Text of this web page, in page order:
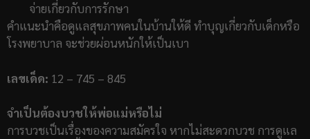
จ่ายเกี่ยวกับการรักษา
คำแนะนำคือดูแลสุขภาพคนในบ้านให้ดี ทำบุญเกี่ยวกับเด็กหรือ
โรงพยาบาล จะช่วยผ่อนหนักให้เป็นเบา
เลขเด็ด: 12 – 745 – 845
จำเป็นต้องบวชให้พ่อแม่หรือไม่
การบวชเป็นเรื่องของความสมัครใจ หากไม่สะดวกบวช การดูแล